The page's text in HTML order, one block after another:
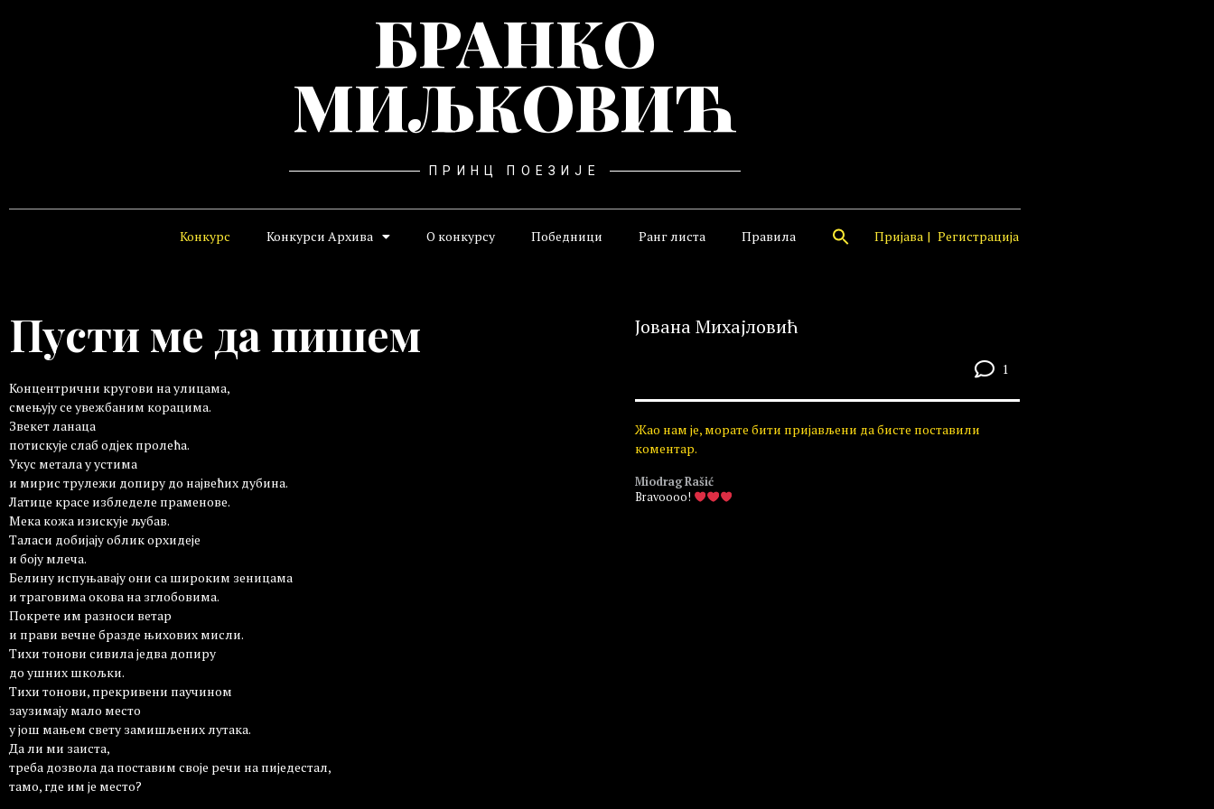
БРАНКО
МИЉКОВИЋ
ПРИНЦ ПОЕЗИЈЕ
Конкурс Конкурси Архива О конкурсу Победници Ранг листа Правила Пријава Регистрација
Пусти ме да пишем
Концентрични кругови на улицама,
смењују се увежбаним корацима.
Звекет ланаца
потискује слаб одјек пролећа.
Укус метала у устима
и мирис трулежи допиру до највећих дубина.
Латице красе избледеле праменове.
Мека кожа изискује љубав.
Таласи добијају облик орхидеје
и боју млеча.
Белину испуњавају они са широким зеницама
и траговима окова на зглобовима.
Покрете им разноси ветар
и прави вечне бразде њихових мисли.
Тихи тонови сивила једва допиру
до ушних шкољки.
Тихи тонови, прекривени паучином
заузимају мало место
у још мањем свету замишљених лутака.
Да ли ми заиста,
треба дозвола да поставим своје речи на пиједестал,
тамо, где им је место?
Јована Михајловић
1
Жао нам је, морате бити пријављени да бисте поставили
коментар.
Miodrag Rašić
Bravoooo!